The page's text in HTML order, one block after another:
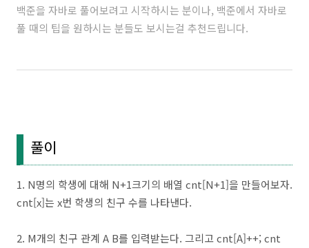
백준을 자바로 풀어보려고 시작하시는 분이나, 백준에서 자바로
풀 때의 팁을 원하시는 분들도 보시는걸 추천드립니다.
풀이
1. N명의 학생에 대해 N+1크기의 배열 cnt[N+1]을 만들어보자.
cnt[x]는 x번 학생의 친구 수를 나타낸다.
2. M개의 친구 관계 A B를 입력받는다. 그리고 cnt[A]++; cnt